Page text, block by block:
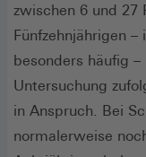
zwischen 6 und 27
Fünfzehnjährigen
besonders häufig
Untersuchung
in Anspruch. Bei
normalerweise